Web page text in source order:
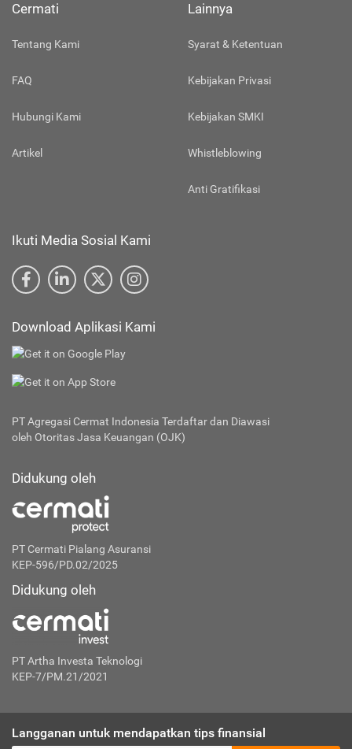
Cermati
Tentang Kami
FAQ
Hubungi Kami
Artikel
Lainnya
Syarat & Ketentuan
Kebijakan Privasi
Kebijakan SMKI
Whistleblowing
Anti Gratifikasi
Ikuti Media Sosial Kami
Download Aplikasi Kami
PT Agregasi Cermat Indonesia Terdaftar dan Diawasi
oleh Otoritas Jasa Keuangan (OJK)
Didukung oleh
PT Cermati Pialang Asuransi
KEP-596/PD.02/2025
Didukung oleh
PT Artha Investa Teknologi
KEP-7/PM.21/2021
Langganan untuk mendapatkan tips finansial